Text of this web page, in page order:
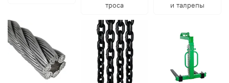
троса
и талрепы